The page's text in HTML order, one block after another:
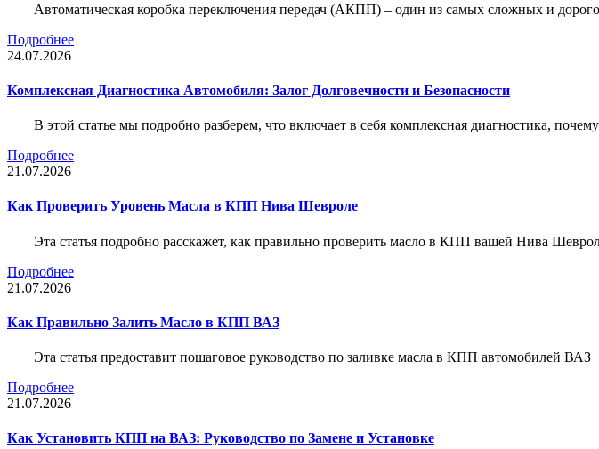
Автоматическая коробка переключения передач (АКПП) – один из самых сложных и
Подробнее
24.07.2026
Комплексная Диагностика Автомобиля: Залог Долговечности и Безопасности
В этой статье мы подробно разберем, что включает в себя комплексная диагностика,
Подробнее
21.07.2026
Как Проверить Уровень Масла в КПП Нива Шевроле
Эта статья подробно расскажет, как правильно проверить масло в КПП вашей Нива
Подробнее
21.07.2026
Как Правильно Залить Масло в КПП ВАЗ
Эта статья предоставит пошаговое руководство по заливке масла в КПП автомобилей ВАЗ
Подробнее
21.07.2026
Как Установить КПП на ВАЗ: Руководство по Замене и Установке